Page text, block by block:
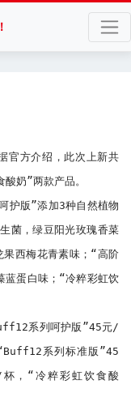
方介绍，此次上新共
奶”两款产品。
护版”添加3种自然植物
菌，绿豆阳光玫瑰香菜
西梅花青素味；“高阶
蓝蛋白味；“冷粹彩虹饮
系列呵护版”45元/
系列标准版”45
，“冷粹彩虹饮食酸